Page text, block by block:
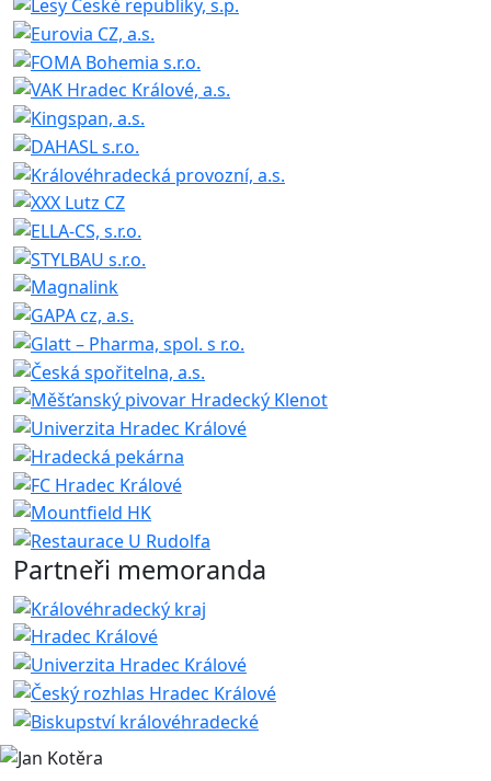
Partneři memoranda